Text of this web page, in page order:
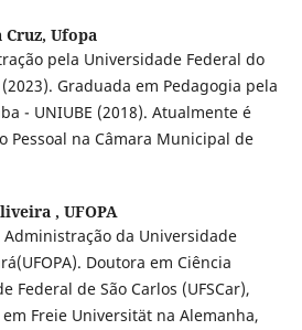
Cruz, Ufopa
pela Universidade Federal do
(2023). Graduada em Pedagogia pela
- UNIUBE (2018). Atualmente é
Pessoal na Câmara Municipal de
, UFOPA
da Universidade
Doutora em Ciência
Federal de São Carlos (UFSCar),
Freie Universität na Alemanha,